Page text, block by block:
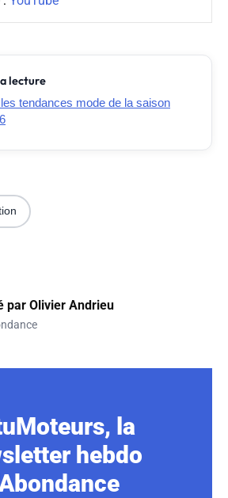
lecture
tendances mode de la saison
par Olivier Andrieu
la
hebdo